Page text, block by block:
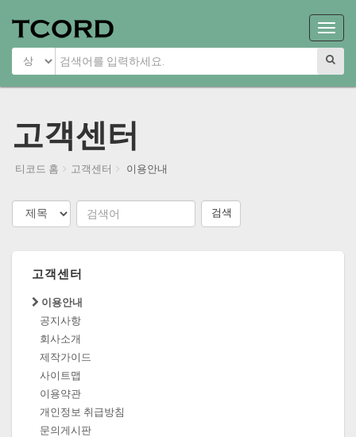
Main
Menu
고객센터
티코드 홈 고객센터 이용안내
검색
고객센터
이용안내
공지사항
회사소개
제작가이드
사이트맵
이용약관
개인정보 취급방침
문의게시판